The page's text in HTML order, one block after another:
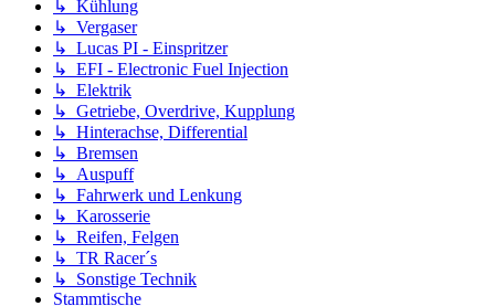
↳ Kühlung
↳ Vergaser
↳ Lucas PI - Einspritzer
↳ EFI - Electronic Fuel Injection
↳ Elektrik
↳ Getriebe, Overdrive, Kupplung
↳ Hinterachse, Differential
↳ Bremsen
↳ Auspuff
↳ Fahrwerk und Lenkung
↳ Karosserie
↳ Reifen, Felgen
↳ TR Racer´s
↳ Sonstige Technik
Stammtische